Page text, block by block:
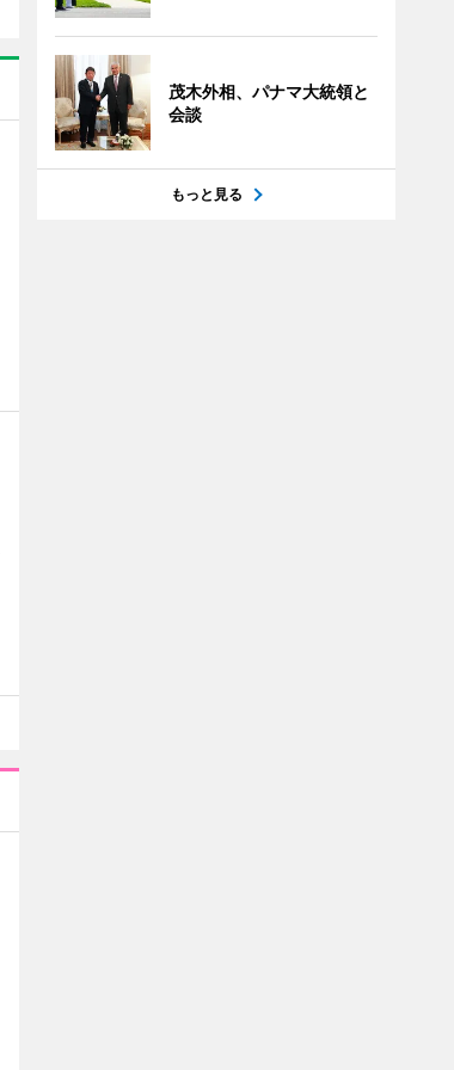
茂木外相、パナマ大統領と
会談
もっと見る